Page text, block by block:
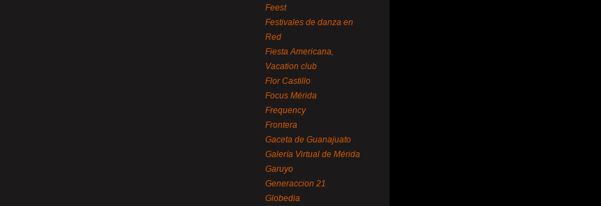
Feest
Festivales de danza en
Red
Fiesta Americana,
Vacation club
Flor Castillo
Focus Mérida
Frequency
Frontera
Gaceta de Guanajuato
Galería Virtual de Mérida
Garuyo
Generaccion 21
Globedia